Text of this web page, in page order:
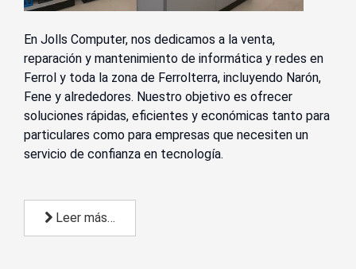
En Jolls Computer, nos dedicamos a la venta,
reparación y mantenimiento de informática y redes en
Ferrol y toda la zona de Ferrolterra, incluyendo Narón,
Fene y alrededores. Nuestro objetivo es ofrecer
soluciones rápidas, eficientes y económicas tanto para
particulares como para empresas que necesiten un
servicio de confianza en tecnología.
Leer más…